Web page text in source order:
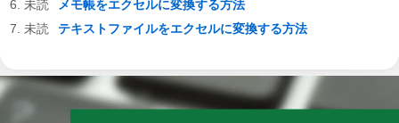
メモ帳をエクセルに変換する方法
テキストファイルをエクセルに変換する方法